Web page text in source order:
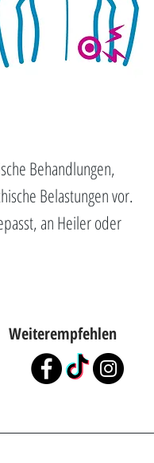
Behandlungen,
Belastungen vor.
an Heiler oder
Weiterempfehlen